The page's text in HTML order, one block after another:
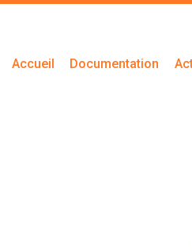
Accueil Documentation